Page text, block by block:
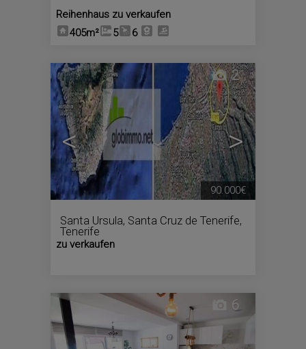
Reihenhaus zu verkaufen
405m²
5 6
< >
2
Santa Ursula, Santa Cruz de Tenerife,
Tenerife
zu verkaufen
90.000€
6